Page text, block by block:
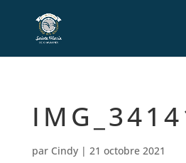
par Cindy| 21 octobre 2021